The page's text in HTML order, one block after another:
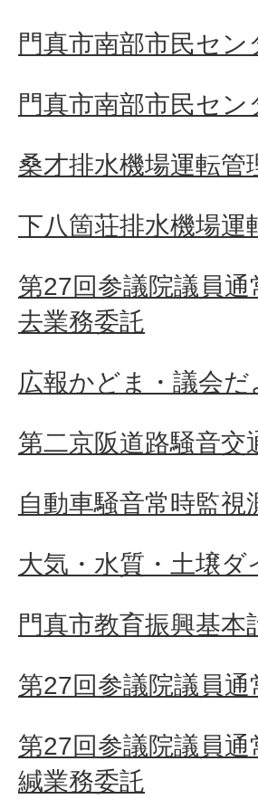
門真市南部市民セ
門真市南部市民セ
桑才排水機場運転管
下八箇荘排水機場運
第27回参議院議員
去業務委託
広報かどま・議会
第二京阪道路騒音交
自動車騒音常時監視
大気・水質・土壌
門真市教育振興基
第27回参議院議員
第27回参議院議員
緘業務委託